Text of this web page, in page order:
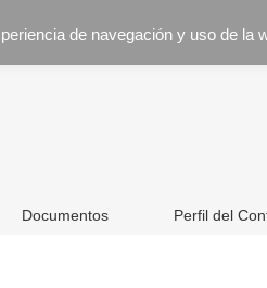
Documentos Perfil del
de navegación y uso de la